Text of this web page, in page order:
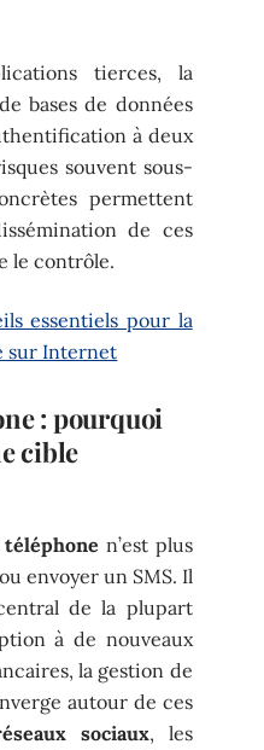
tierces, la
bases de données
à deux
souvent sous-
permettent
de ces
le contrôle.
essentiels pour la
sur Internet
: pourquoi
cible
n’est plus
envoyer un SMS. Il
de la plupart
à de nouveaux
la gestion de
autour de ces
sociaux, les